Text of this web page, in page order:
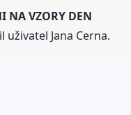
NA VZORY DEN
Jana Cerna.